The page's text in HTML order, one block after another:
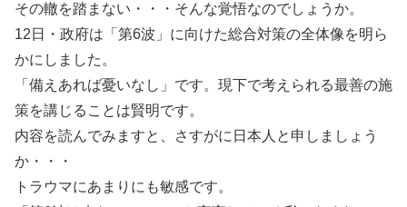
その轍を踏まない・・・そんな覚悟なのでしょうか。
12日・政府は「第6波」に向けた総合対策の全体像を明ら
かにしました。
「備えあれば憂いなし」です。現下で考えられる最善の施
策を講じることは賢明です。
内容を読んでみますと、さすがに日本人と申しましょう
か・・・
トラウマにあまりにも敏感です。